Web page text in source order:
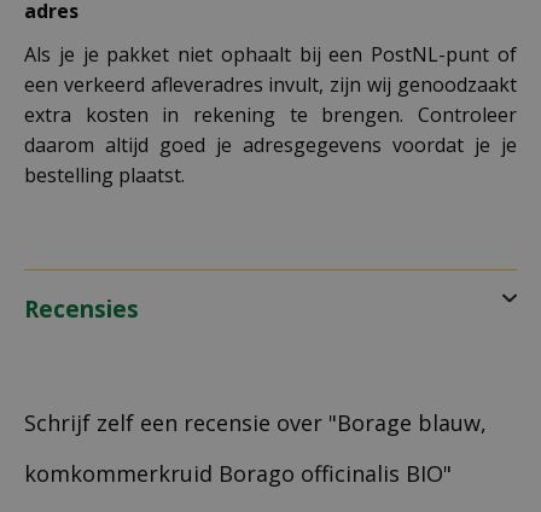
adres
Als je je pakket niet ophaalt bij een PostNL-punt of
een verkeerd afleveradres invult, zijn wij genoodzaakt
extra kosten in rekening te brengen. Controleer
daarom altijd goed je adresgegevens voordat je je
bestelling plaatst.
Recensies
Schrijf zelf een recensie over "Borage blauw,
komkommerkruid Borago officinalis BIO"